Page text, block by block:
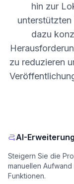
hin zur
dazu
zu reduzieren
AI-
Steigern Sie die
manuellen
Funktionen.